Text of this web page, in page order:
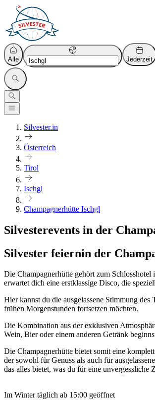
Alle Jederzeit
Silvester.in
Österreich
Tirol
Ischgl
Champagnerhütte Ischgl
Silvesterevents in der
Silvester feiernin der
Die Champagnerhütte gehört zum
erwartet dich eine erstklassige Disco, die
Hier kannst du die ausgelassene Stimmung
frühen Morgenstunden fortsetzen möchten.
Die Kombination aus der exklusiven
Wein, Bier oder einem anderen Getränk
Die Champagnerhütte bietet somit eine
der sowohl für Genuss als auch für
das alles bietet, was du für eine unvergessliche
Im Winter täglich ab 15:00 geöffnet